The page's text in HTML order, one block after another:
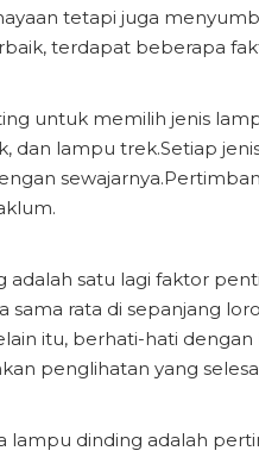
tetapi juga
terdapat beberapa
untuk memilih jenis
dan lampu trek.Setiap
satu lagi faktor
sama rata di sepanjang
itu, berhati-hati
penglihatan yang
lampu dinding adalah